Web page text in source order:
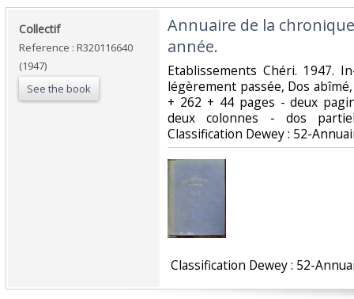
‎Collectif‎
Reference : R320116640
(1947)
See the book
‎Annuaire de la
année.‎
‎Etablissements Chéri. 1947.
légèrement passée, Dos
+ 262 + 44 pages - deux
deux colonnes - dos
Classification Dewey : 52-
Classification Dewey : 52-